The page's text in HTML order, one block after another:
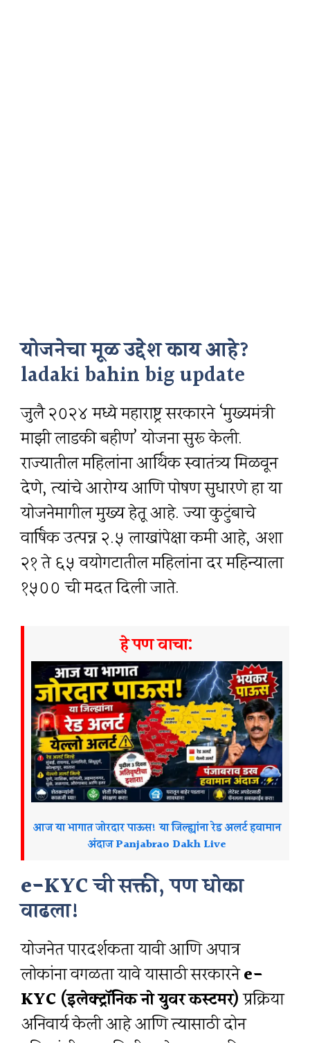
योजनेचा मूळ उद्देश काय आहे?
ladaki bahin big update
जुलै २०२४ मध्ये महाराष्ट्र सरकारने ‘मुख्यमंत्री
माझी लाडकी बहीण’ योजना सुरू केली.
राज्यातील महिलांना आर्थिक स्वातंत्र्य मिळवून
देणे, त्यांचे आरोग्य आणि पोषण सुधारणे हा या
योजनेमागील मुख्य हेतू आहे. ज्या कुटुंबाचे
वार्षिक उत्पन्न ₹२.५ लाखांपेक्षा कमी आहे, अशा
२१ ते ६५ वयोगटातील महिलांना दर महिन्याला
₹१५०० ची मदत दिली जाते.
हे पण वाचा:
आज या भागात जोरदार पाऊस! या जिल्ह्यांना रेड अलर्ट हवामान
अंदाज Panjabrao Dakh Live
e-KYC ची सक्ती, पण धोका
वाढला!
योजनेत पारदर्शकता यावी आणि अपात्र
लोकांना वगळता यावे यासाठी सरकारनेe-
KYC (इलेक्ट्रॉनिक नो युवर कस्टमर)प्रक्रिया
अनिवार्य केली आहे आणि त्यासाठी दोन